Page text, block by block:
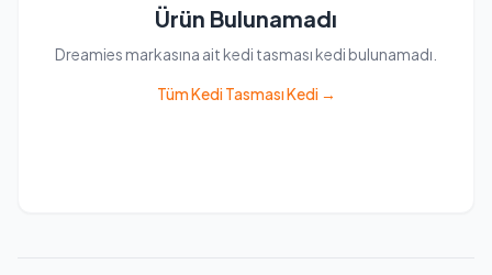
Ürün Bulunamadı
Dreamies markasına ait kedi tasması kedi bulunamadı.
Tüm Kedi Tasması Kedi →